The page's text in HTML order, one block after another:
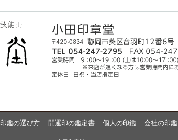
印鑑の選び方 開運印の鑑定書 個人の印鑑 会社の印鑑